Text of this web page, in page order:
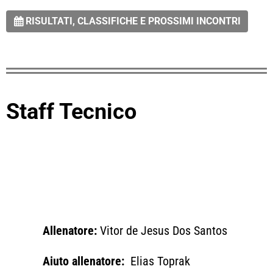
RISULTATI, CLASSIFICHE E PROSSIMI INCONTRI
Staff Tecnico
Allenatore: Vitor de Jesus Dos Santos
Aiuto allenatore: Elias Toprak